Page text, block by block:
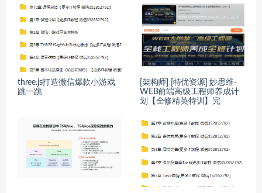
three.js打造微信爆款小游戏
跳一跳
[架构师] [特优资源] 妙思维-
WEB前端高级工程师养成计
划【全修精英特训】完